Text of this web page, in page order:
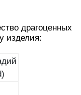
драгоценных
изделия: